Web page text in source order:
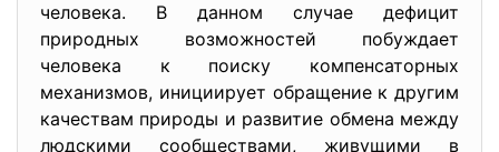
человека. В данном случае дефицит
природных возможностей побуждает
человека к поиску компенсаторных
механизмов, инициирует обращение к другим
качествам природы и развитие обмена между
людскими сообществами, живущими в